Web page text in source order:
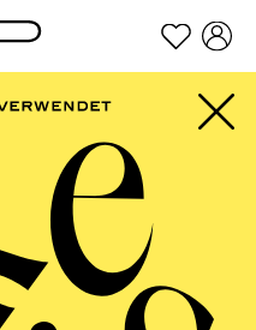
Footer springen
ESSEN